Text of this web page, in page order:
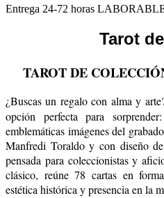
Entrega 24-72 horas
Tarot de
TAROT DE
¿Buscas un regalo con alma y
opción perfecta para
emblemáticas imágenes del
Manfredi Toraldo y con diseño
pensada para coleccionistas y
clásico, reúne 78 cartas en
estética histórica y presencia en la